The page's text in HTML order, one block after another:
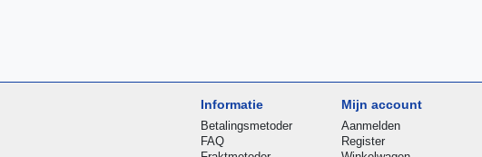
Informatie
Betalingsmetoder
FAQ
Mijn account
Aanmelden
Register